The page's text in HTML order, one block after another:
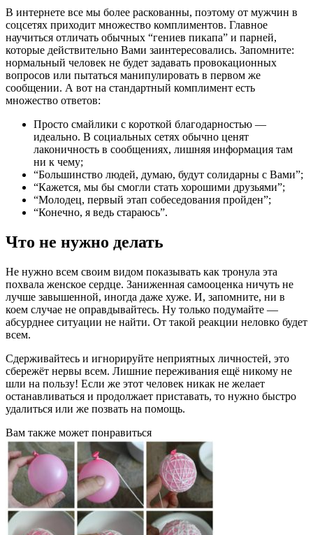
В интернете все мы более раскованны, поэтому от мужчин в
соцсетях приходит множество комплиментов. Главное
научиться отличать обычных “гениев пикапа” и парней,
которые действительно Вами заинтересовались. Запомните:
нормальный человек не будет задавать провокационных
вопросов или пытаться манипулировать в первом же
сообщении. А вот на стандартный комплимент есть
множество ответов:
Просто смайлики с короткой благодарностью —
идеально. В социальных сетях обычно ценят
лаконичность в сообщениях, лишняя информация там
ни к чему;
“Большинство людей, думаю, будут солидарны с Вами”;
“Кажется, мы бы смогли стать хорошими друзьями”;
“Молодец, первый этап собеседования пройден”;
“Конечно, я ведь стараюсь”.
Что не нужно делать
Не нужно всем своим видом показывать как тронула эта
похвала женское сердце. Заниженная самооценка ничуть не
лучше завышенной, иногда даже хуже. И, запомните, ни в
коем случае не оправдывайтесь. Ну только подумайте —
абсурднее ситуации не найти. От такой реакции неловко будет
всем.
Сдерживайтесь и игнорируйте неприятных личностей, это
сбережёт нервы всем. Лишние переживания ещё никому не
шли на пользу! Если же этот человек никак не желает
останавливаться и продолжает приставать, то нужно быстро
удалиться или же позвать на помощь.
Вам также может понравиться